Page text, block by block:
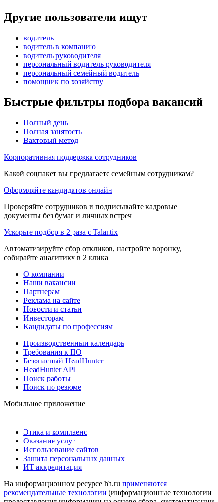
Другие пользователи ищут
водитель
водитель в компанию
водитель руководителя
персональный водитель руководителя
персональный семейный водитель
помощник по хозяйству
Быстрые фильтры подбора вакансий
Полный день
Полная занятость
Вахтовый метод
Корпоративная поддержка сотрудников
Какой соцпакет вы предлагаете семейным сотрудникам?
Оформляйте кандидатов онлайн
Проверяйте сотрудников и подписывайте кадровые
документы без бумаг и личных встреч
Ускорьте подбор в 2 раза с Talantix
Автоматизируйте сбор откликов, настройте воронку,
собирайте аналитику в 2 клика
О компании
Наши вакансии
Партнерам
Реклама на сайте
Новости и статьи
Инвесторам
Кандидаты по профессиям
Производственный календарь
Требования к ПО
Безопасный HeadHunter
HeadHunter API
Поиск работы
Поиск по резюме
Мобильное приложение
Этика и комплаенс
Оказание услуг
Использование сайтов
Защита персональных данных
ИТ аккредитация
На информационном ресурсе hh.ru применяются
рекомендательные технологии (информационные технологии